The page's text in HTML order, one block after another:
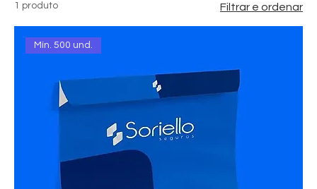
1 produto Filtrar e ordenar
Mín. 500 und.